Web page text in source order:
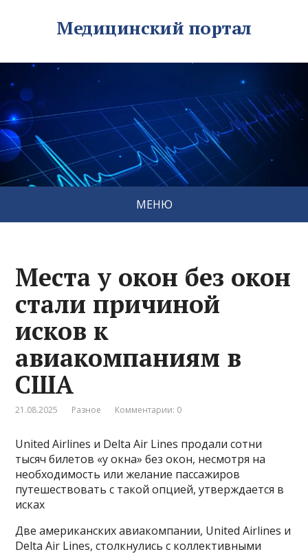
Медицинский портал
МЕНЮ
Места у окон без окон
стали причиной
исков к
авиакомпаниям в
США
21.08.2025 Разное Комментарии: 0
United Airlines и Delta Air Lines продали сотни
тысяч билетов «у окна» без окон, несмотря на
необходимость или желание пассажиров
путешествовать с такой опцией, утверждается в
исках
Две американских авиакомпании, United Airlines и
Delta Air Lines, столкнулись с коллективными